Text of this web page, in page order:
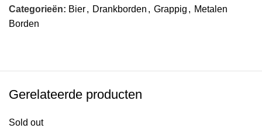
Categorieën: Bier, Drankborden , Grappig , Metalen
Borden
Gerelateerde producten
Sold out